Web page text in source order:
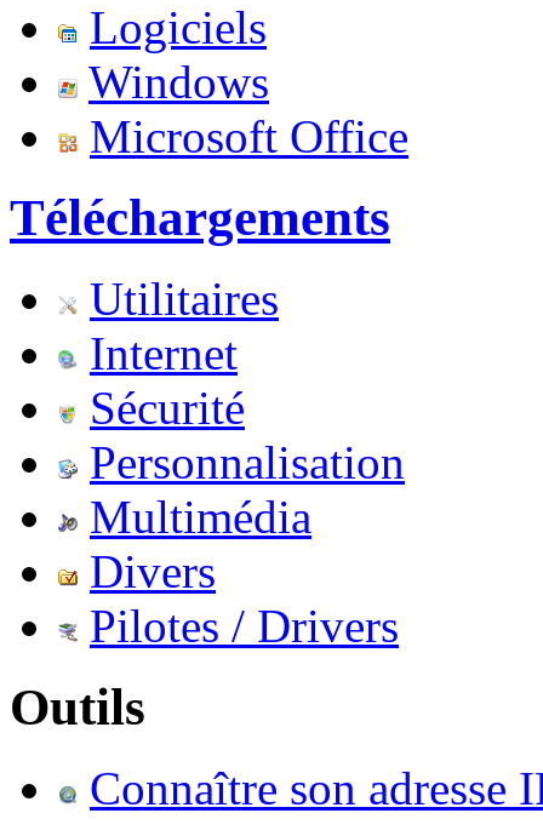
Logiciels
Windows
Microsoft Office
Téléchargements
Utilitaires
Internet
Sécurité
Personnalisation
Multimédia
Divers
Pilotes / Drivers
Outils
Connaître son adresse